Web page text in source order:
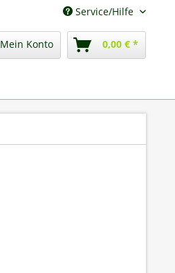
Service/Hilfe
Mein Konto 0,00 € *